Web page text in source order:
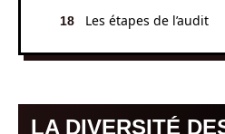
Les étapes de l’audit
LA DIVERSITÉ